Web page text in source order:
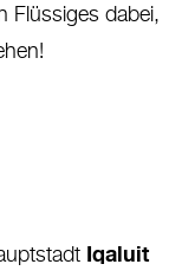
Flüssiges dabei,
Iqaluit